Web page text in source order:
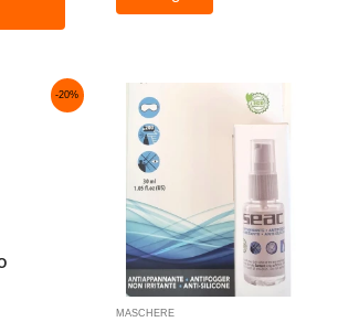
-20%
MASCHERE